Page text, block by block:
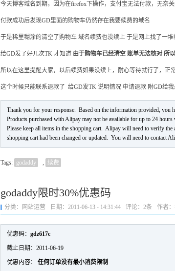
今天博客域名到期，因为在firefox下操作，支付宝无法付款，无奈
付款成功后发现GD里面的购物车仍然存在我要续费的域名
于是稀里糊涂的清空了购物车 域名续费也没续上 于是网上找了一堆
给GD发了好几次TK 才知道 由于购物车已经清空 账单无法核对 所
所以在这里提醒大家，以后续费如果没续上，耐心等待就行了，正
这个时候只能联系退款了 给GD发TK 说明情况 申请退款 附GD给
Thank you for your response. Based on the information provided, you
Products purchased with Alipay may not be available for up to 24
Please keep all items in the shopping cart. Alipay will need to verify the
shopping cart had been changed or updated. You will need to contact
Tags: godaddy , 续费
godaddy限时30%优惠码
分类： 网站运营 日期：2011-06-13 - 14:31:44 评论： 2条 作者
优惠码： gdz617c
截止日期：2011-06-19
优惠内容： 任何订单没有最小消费限制